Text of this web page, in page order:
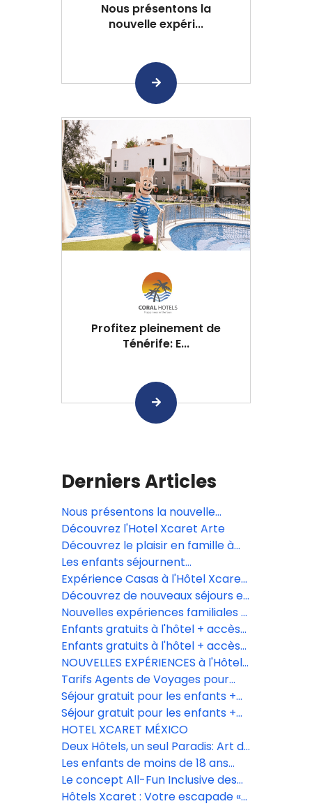
Nous présentons la
nouvelle expéri...
Profitez pleinement de
Ténérife: E...
Derniers Articles
Nous présentons la nouvelle
expérience de spa familial de
l'Hôtel Xcaret México.
Découvrez l'Hotel Xcaret Arte
Découvrez le plaisir en famille à
Casa Viento.
Les enfants séjournent
GRATUITEMENT à l'Hôtel Xcaret
México!
Expérience Casas à l'Hôtel Xcaret
México – Familles, Enfants et
Adolescents
Découvrez de nouveaux séjours en
famille à l'Hôtel Xcaret México
Nouvelles expériences familiales à
l'Hôtel Xcaret México.
Enfants gratuits à l'hôtel + accès
illimité aux Parques Xcaret
Enfants gratuits à l'hôtel + accès
illimité aux Parques Xcaret
NOUVELLES EXPÉRIENCES à l'Hôtel
Xcaret México
Tarifs Agents de Voyages pour
l'Hôtel Xcaret México, l'Hôtel
Xcaret Arte et La Casa de la Playa
Séjour gratuit pour les enfants +
entrée illimitée aux parcs Xcaret
Séjour gratuit pour les enfants +
entrée illimitée aux parcs Xcaret
HOTEL XCARET MÉXICO
Deux Hôtels, un seul Paradis: Art de
Vivre et Élégance sur la Plage
Les enfants de moins de 18 ans
séjournent gratuitement
Le concept All-Fun Inclusive des
Hôtels Xcaret
Hôtels Xcaret : Votre escapade «